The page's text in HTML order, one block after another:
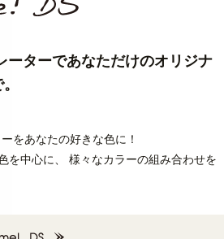
ーターであなただけのオリジナ
をあなたの好きな色に！
を中心に、
様々なカラーの組み合わせを